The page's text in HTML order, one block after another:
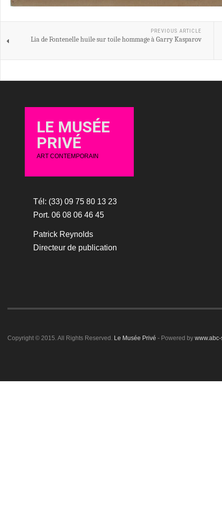
PREVIOUS ARTICLE
Lia de Fontenelle huile sur toile hommage à Garry Kasparov
LE MUSÉE
PRIVÉ
ART CONTEMPORAIN
Tél: (33) 09 75 80 13 23
Port. 06 08 06 46 45
Patrick Reynolds
Directeur de publication
Copyright © 2015. All Rights Reserved. Le Musée Privé - Powered by